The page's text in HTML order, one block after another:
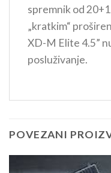
spremnik od
„kratkim“
XD-M Elite 4.5”
posluživanje.
POVEZANI